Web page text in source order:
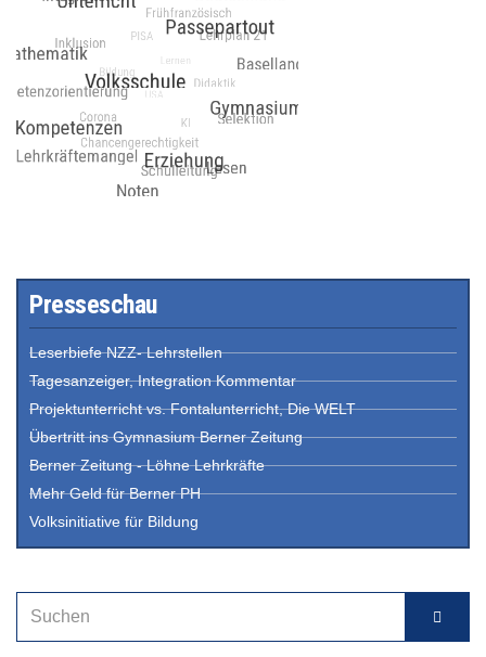
Presseschau
Leserbiefe NZZ- Lehrstellen
Tagesanzeiger, Integration Kommentar
Projektunterricht vs. Fontalunterricht, Die WELT
Übertritt ins Gymnasium Berner Zeitung
Berner Zeitung - Löhne Lehrkräfte
Mehr Geld für Berner PH
Volksinitiative für Bildung